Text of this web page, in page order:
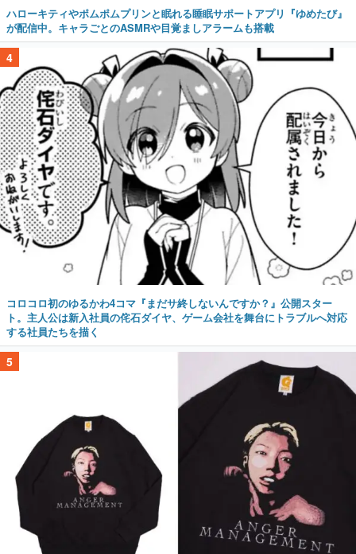
ハローキティやポムポムプリンと眠れる睡眠サポートアプリ『ゆめたび』
が配信中。キャラごとのASMRや目覚ましアラームも搭載
4
コロコロ初のゆるかわ4コマ『まだサ終しないんですか？』公開スター
ト。主人公は新入社員の侘石ダイヤ、ゲーム会社を舞台にトラブルへ対応
する社員たちを描く
5